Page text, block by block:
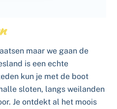
maar we gaan de
is een echte
kun je met de boot
sloten, langs weilanden
Je ontdekt al het moois